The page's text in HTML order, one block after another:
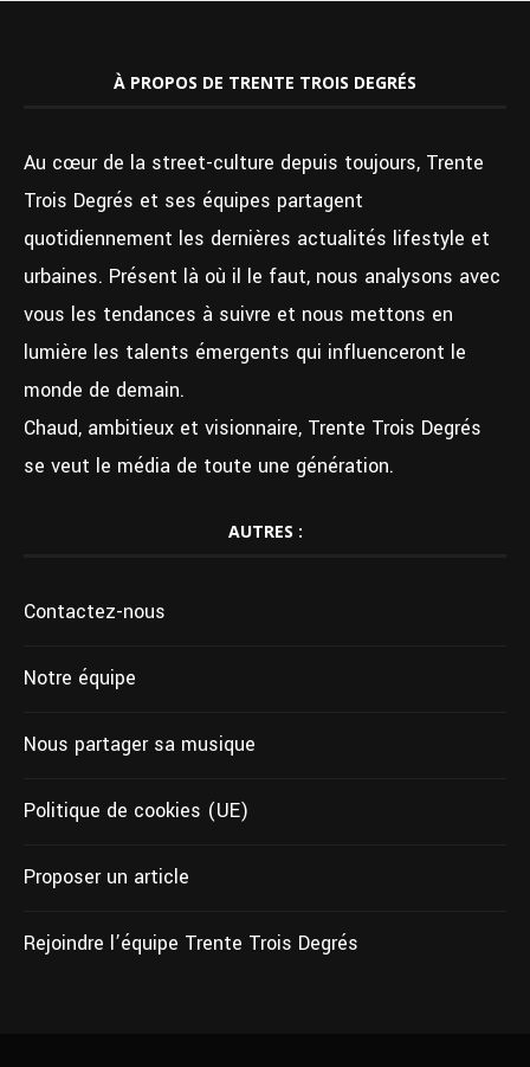
À PROPOS DE TRENTE TROIS DEGRÉS
Au cœur de la street-culture depuis toujours, Trente
Trois Degrés et ses équipes partagent
quotidiennement les dernières actualités lifestyle et
urbaines. Présent là où il le faut, nous analysons avec
vous les tendances à suivre et nous mettons en
lumière les talents émergents qui influenceront le
monde de demain.
Chaud, ambitieux et visionnaire, Trente Trois Degrés
se veut le média de toute une génération.
AUTRES :
Contactez-nous
Notre équipe
Nous partager sa musique
Politique de cookies (UE)
Proposer un article
Rejoindre l’équipe Trente Trois Degrés